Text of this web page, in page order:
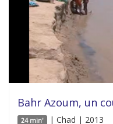
Bahr Azoum, un
24 min' | Chad | 2013